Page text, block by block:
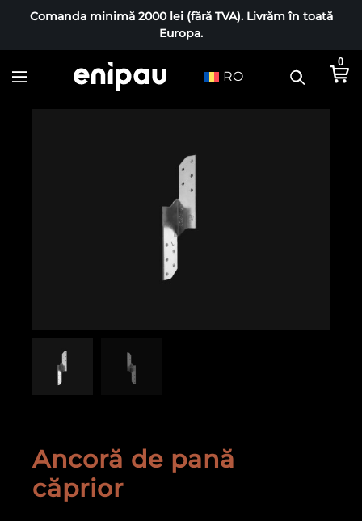
Comanda minimă 2000 lei (fără TVA). Livrăm în toată
Europa.
RO
0
Ancoră de pană
căprior